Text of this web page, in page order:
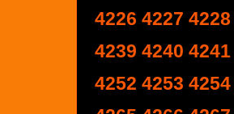
4226 4227 4228
4239 4240 4241
4252 4253 4254